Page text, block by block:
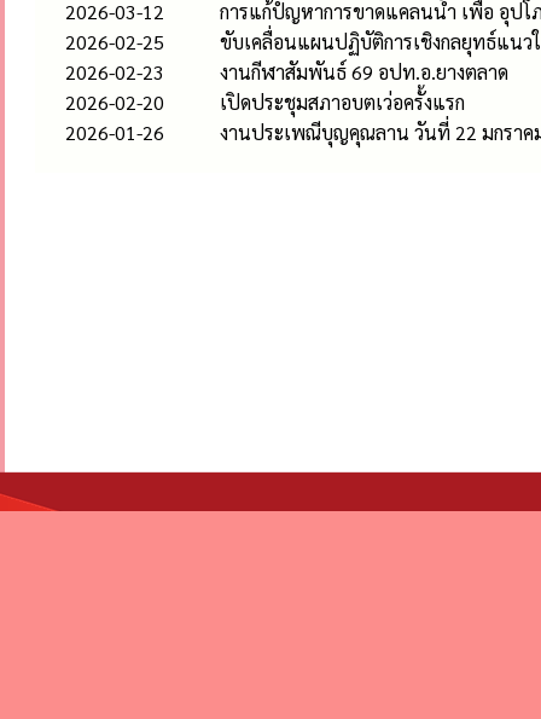
2026-03-12
การแก้ปํญหาการขาดแคลนน้ำ เพื่อ อุปโ
2026-02-25
ขับเคลื่อนแผนปฏิบัติการเชิงกลยุทธ์แนวใ
2026-02-23
งานกีฬาสัมพันธ์ 69 อปท.อ.ยางตลาด
2026-02-20
เปิดประชุมสภาอบตเว่อครั้งแรก
2026-01-26
งานประเพณีบุญคุณลาน วันที่ 22 มกราค